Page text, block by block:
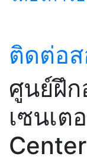
ติดต่อ
ศูนย์ฝึก
เซนเต